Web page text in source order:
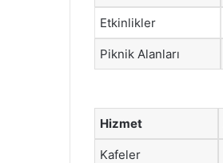
Etkinlikler
Piknik Alanları
Hizmet
Kafeler